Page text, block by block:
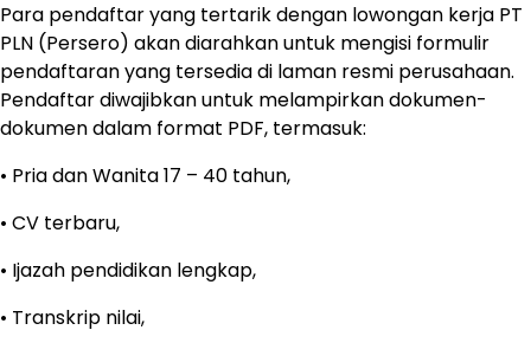
Para pendaftar yang tertarik dengan lowongan kerja PT
PLN (Persero) akan diarahkan untuk mengisi formulir
pendaftaran yang tersedia di laman resmi perusahaan.
Pendaftar diwajibkan untuk melampirkan dokumen-
dokumen dalam format PDF, termasuk:
• Pria dan Wanita 17 – 40 tahun,
• CV terbaru,
• Ijazah pendidikan lengkap,
• Transkrip nilai,